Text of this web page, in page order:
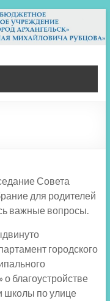
Совета
для родителей
важные вопросы.
городского
благоустройстве
школы по улице